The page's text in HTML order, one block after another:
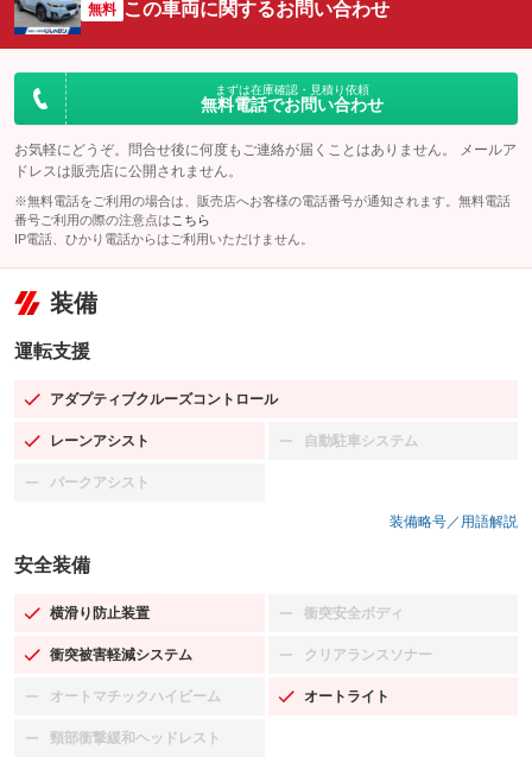
無料 この車両に関するお問い合わせ
まずは在庫確認・見積り依頼
無料電話でお問い合わせ
お気軽にどうぞ。問合せ後に何度もご連絡が届くことはありません。 メールア
ドレスは販売店に公開されません。
※無料電話をご利用の場合は、販売店へお客様の電話番号が通知されます。無料電話
番号ご利用の際の注意点は こちら
IP電話、ひかり電話からはご利用いただけません。
装備
運転支援
アダプティブクルーズコントロール
：装備あり
レーンアシスト
：装備あり 自動駐車システム
：装備なし
パークアシスト
：装備なし
装備略号／用語解説
安全装備
横滑り防止装置
：装備あり 衝突安全ボディ
：装備なし
衝突被害軽減システム
：装備あり クリアランスソナー
：装備なし
オートマチックハイビーム
：装備なし オートライト
：装備あり
頸部衝撃緩和ヘッドレスト
：装備なし